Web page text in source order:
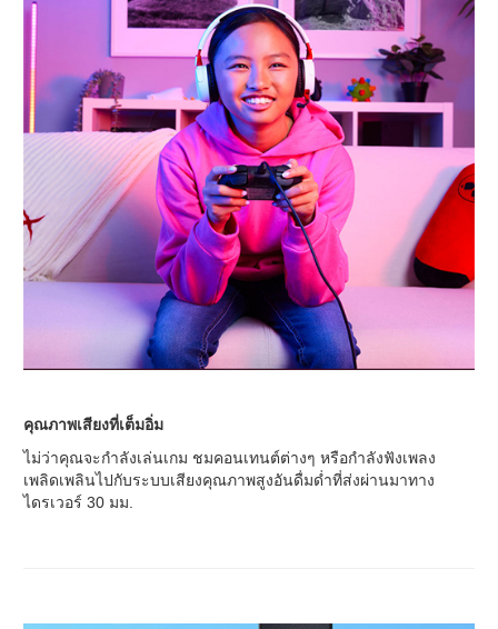
คุณภาพเสียงที่เต็มอิ่ม
ไม่ว่าคุณจะกำลังเล่นเกม ชมคอนเทนต์ต่างๆ หรือกำลังฟังเพลง
เพลิดเพลินไปกับระบบเสียงคุณภาพสูงอันดื่มด่ำที่ส่งผ่านมาทาง
ไดรเวอร์ 30 มม.